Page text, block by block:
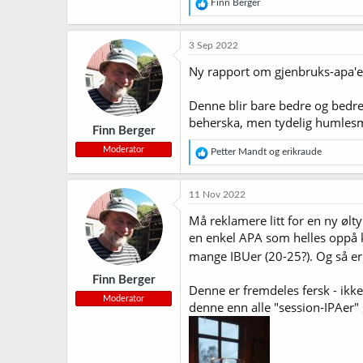
e
a
o
e
Finn Berger
Finn Berger
Moderator
3 Sep 2022
Ny rapport om gjenbruks-
Denne blir bare bedre og
beherska, men tydelig
R
e
a
o
n
e
Petter Mandt og erikraude
Finn Berger
Moderator
11 Nov 2022
Må reklamere litt for en ny
en enkel APA som helles
mange IBUer (20-25?). Og så
Denne er fremdeles fersk -
denne enn alle "session-